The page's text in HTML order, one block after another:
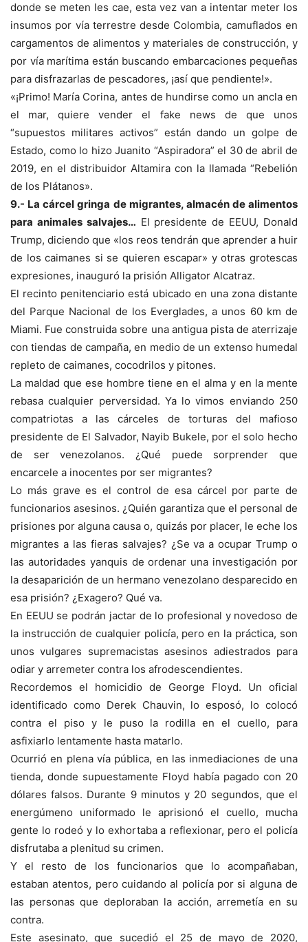
donde se meten les cae, esta vez van a intentar meter los
insumos por vía terrestre desde Colombia, camuflados en
cargamentos de alimentos y materiales de construcción, y
por vía marítima están buscando embarcaciones pequeñas
para disfrazarlas de pescadores, ¡así que pendiente!».
«¡Primo! María Corina, antes de hundirse como un ancla en
el mar, quiere vender el fake news de que unos
“supuestos militares activos” están dando un golpe de
Estado, como lo hizo Juanito “Aspiradora” el 30 de abril de
2019, en el distribuidor Altamira con la llamada “Rebelión
de los Plátanos».
9.- La cárcel gringa de migrantes, almacén de alimentos
para animales salvajes… El presidente de EEUU, Donald
Trump, diciendo que «los reos tendrán que aprender a huir
de los caimanes si se quieren escapar» y otras grotescas
expresiones, inauguró la prisión Alligator Alcatraz.
El recinto penitenciario está ubicado en una zona distante
del Parque Nacional de los Everglades, a unos 60 km de
Miami. Fue construida sobre una antigua pista de aterrizaje
con tiendas de campaña, en medio de un extenso humedal
repleto de caimanes, cocodrilos y pitones.
La maldad que ese hombre tiene en el alma y en la mente
rebasa cualquier perversidad. Ya lo vimos enviando 250
compatriotas a las cárceles de torturas del mafioso
presidente de El Salvador, Nayib Bukele, por el solo hecho
de ser venezolanos. ¿Qué puede sorprender que
encarcele a inocentes por ser migrantes?
Lo más grave es el control de esa cárcel por parte de
funcionarios asesinos. ¿Quién garantiza que el personal de
prisiones por alguna causa o, quizás por placer, le eche los
migrantes a las fieras salvajes? ¿Se va a ocupar Trump o
las autoridades yanquis de ordenar una investigación por
la desaparición de un hermano venezolano desparecido en
esa prisión? ¿Exagero? Qué va.
En EEUU se podrán jactar de lo profesional y novedoso de
la instrucción de cualquier policía, pero en la práctica, son
unos vulgares supremacistas asesinos adiestrados para
odiar y arremeter contra los afrodescendientes.
Recordemos el homicidio de George Floyd. Un oficial
identificado como Derek Chauvin, lo esposó, lo colocó
contra el piso y le puso la rodilla en el cuello, para
asfixiarlo lentamente hasta matarlo.
Ocurrió en plena vía pública, en las inmediaciones de una
tienda, donde supuestamente Floyd había pagado con 20
dólares falsos. Durante 9 minutos y 20 segundos, que el
energúmeno uniformado le aprisionó el cuello, mucha
gente lo rodeó y lo exhortaba a reflexionar, pero el policía
disfrutaba a plenitud su crimen.
Y el resto de los funcionarios que lo acompañaban,
estaban atentos, pero cuidando al policía por si alguna de
las personas que deploraban la acción, arremetía en su
contra.
Este asesinato, que sucedió el 25 de mayo de 2020,